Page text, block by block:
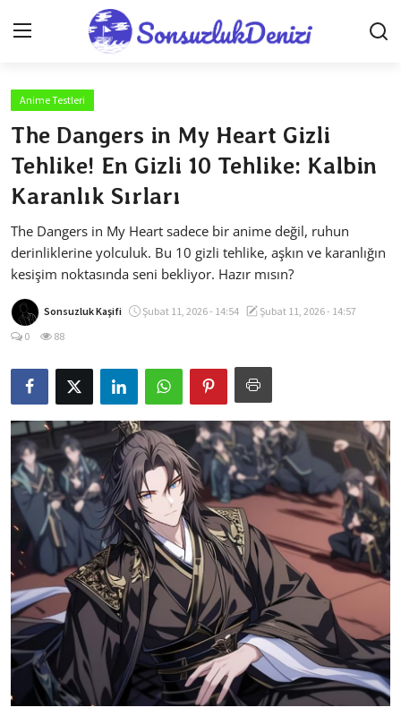
Anasayfa
Gizlilik Sözleşmesi
İletişim
Genel
Testler
Anime Önerileri
Anime
Dizi & Film
Oyun
Kore Dünyası
İncelemeler
Çizgi Film
Anketler
Anime Testleri
The Dangers in My Heart Gizli
Tehlike! En Gizli 10 Tehlike: Kalbin
Karanlık Sırları
The Dangers in My Heart sadece bir anime değil, ruhun
derinliklerine yolculuk. Bu 10 gizli tehlike, aşkın ve karanlığın
kesişim noktasında seni bekliyor. Hazır mısın?
Sonsuzluk Kaşifi Şubat 11, 2026 - 14:54
Şubat 11, 2026 - 14:57
0
88